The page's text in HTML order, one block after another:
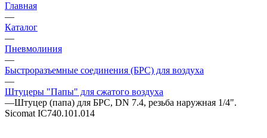
Главная
—
Каталог
—
Пневмолиния
—
Быстроразъемные соединения (БРС) для воздуха
—
Штуцеры "Папы" для сжатого воздуха
—Штуцер (папа) для БРС, DN 7.4, резьба наружная 1/4".
Sicomat IC740.101.014